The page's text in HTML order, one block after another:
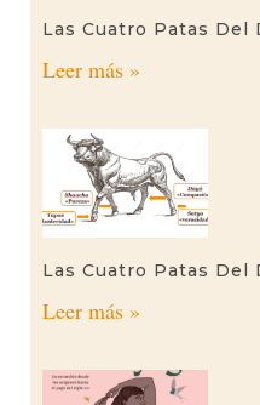
Las Cuatro Patas Del
Leer más »
Las Cuatro Patas Del
Leer más »